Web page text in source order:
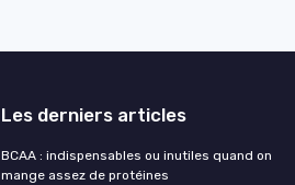
Les derniers articles
BCAA : indispensables ou inutiles quand on
mange assez de protéines